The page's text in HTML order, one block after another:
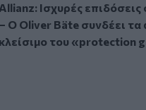
Ισχυρές
Ο Oliver Bäte συνδέει τα
του «protection